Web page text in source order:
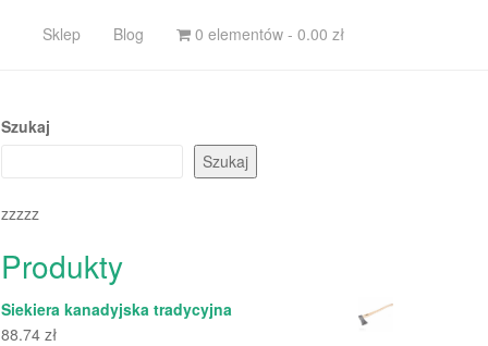
Sklep Blog 0 elementów - 0.00 zł
Szukaj
Szukaj
zzzzz
Produkty
Siekiera kanadyjska tradycyjna
88.74 zł